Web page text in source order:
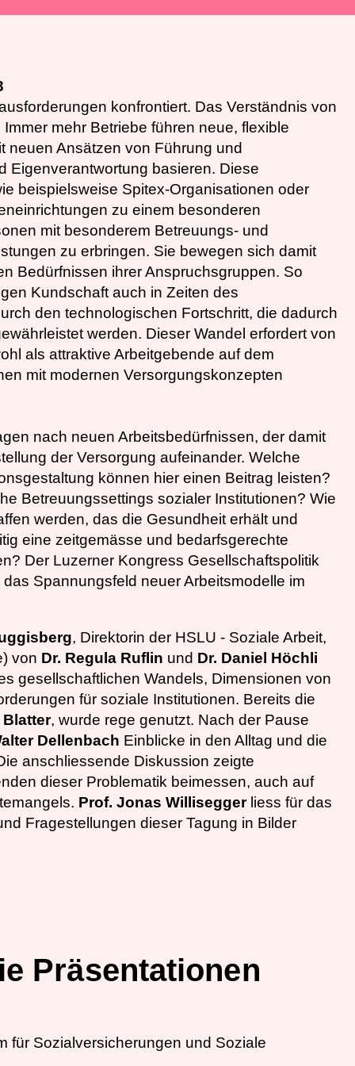
konfrontiert. Das Verständnis von
mehr Betriebe führen neue, flexible
neuen Ansätzen von Führung und
Eigenverantwortung basieren. Diese
beispielsweise Spitex-Organisationen oder
zu einem besonderen
mit besonderem Betreuungs- und
zu erbringen. Sie bewegen sich damit
Bedürfnissen ihrer Anspruchsgruppen. So
Kundschaft auch in Zeiten des
den technologischen Fortschritt, die dadurch
werden. Dieser Wandel erfordert von
als attraktive Arbeitgebende auf dem
mit modernen Versorgungskonzepten
nach neuen Arbeitsbedürfnissen, der damit
der Versorgung aufeinander. Welche
können hier einen Beitrag leisten?
Betreuungssettings sozialer Institutionen? Wie
werden, das die Gesundheit erhält und
eine zeitgemässe und bedarfsgerechte
Der Luzerner Kongress Gesellschaftspolitik
Spannungsfeld neuer Arbeitsmodelle im
, Direktorin der HSLU - Soziale Arbeit,
von Dr. Regula Ruflin und Dr. Daniel Höchli
gesellschaftlichen Wandels, Dimensionen von
für soziale Institutionen. Bereits die
, wurde rege genutzt. Nach der Pause
Dellenbach Einblicke in den Alltag und die
anschliessende Diskussion zeigte
dieser Problematik beimessen, auch auf
Prof. Jonas Williseggerliess für das
Fragestellungen dieser Tagung in Bilder
Präsentationen
für Sozialversicherungen und Soziale